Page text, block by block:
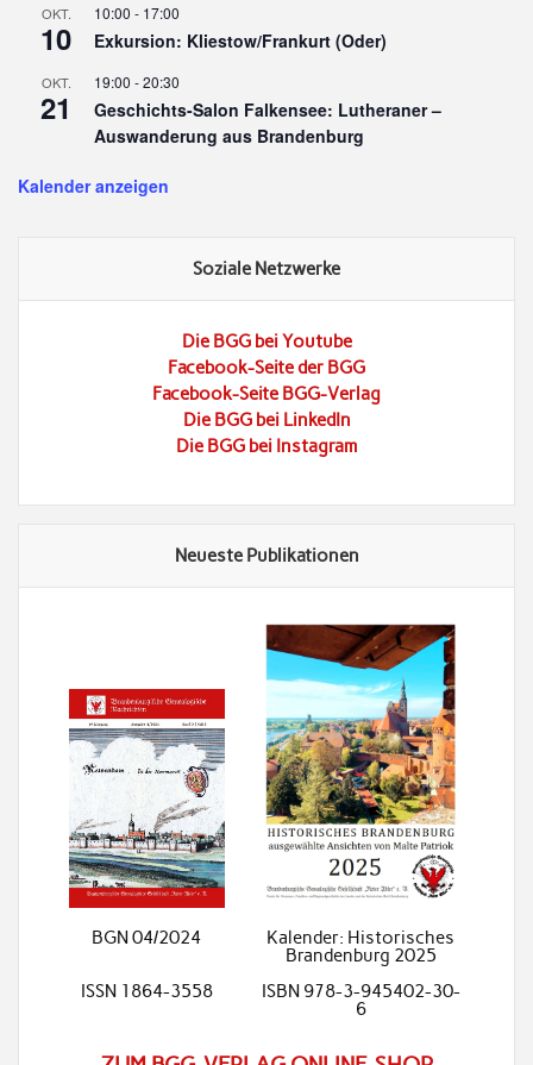
OKT.
10
10:00 - 17:00
Exkursion: Kliestow/Frankurt (Oder)
OKT.
21
19:00 -20:30
Geschichts-Salon Falkensee: Lutheraner –
Auswanderung aus Brandenburg
Kalender anzeigen
Soziale Netzwerke
Die BGG bei Youtube
Facebook-Seite der BGG
Facebook-Seite BGG-Verlag
Die BGG bei LinkedIn
Die BGG bei Instagram
Neueste Publikationen
BGN 04/2024
Kalender: Historisches
Brandenburg 2025
ISSN 1864-3558
ISBN 978-3-945402-30-
6